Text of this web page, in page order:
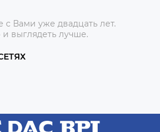
с Вами уже двадцать лет.
выглядеть лучше.